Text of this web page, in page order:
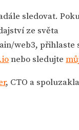
sledovat.
ze světa
web3, přihlaste
nebo sledujte
, CTO a